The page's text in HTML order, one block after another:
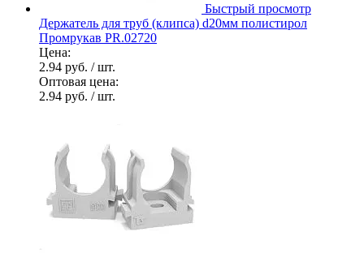
Быстрый просмотр
Держатель для труб (клипса) d20мм полистирол
Промрукав PR.02720
Цена:
2.94 руб. / шт.
Оптовая цена:
2.94 руб. / шт.